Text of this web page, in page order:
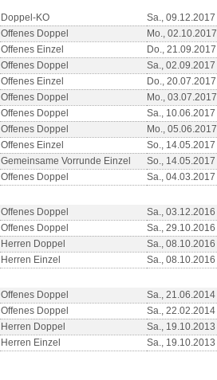
Doppel-KO Sa., 09.12.2017
Offenes Doppel Mo., 02.10.2017
Offenes Einzel Do., 21.09.2017
Offenes Doppel Sa., 02.09.2017
Offenes Einzel Do., 20.07.2017
Offenes Doppel Mo., 03.07.2017
Offenes Doppel Sa., 10.06.2017
Offenes Doppel Mo., 05.06.2017
Offenes Einzel So., 14.05.2017
Gemeinsame Vorrunde Einzel So., 14.05.2017
Offenes Doppel Sa., 04.03.2017
Offenes Doppel Sa., 03.12.2016
Offenes Doppel Sa., 29.10.2016
Herren Doppel Sa., 08.10.2016
Herren Einzel Sa., 08.10.2016
Offenes Doppel Sa., 21.06.2014
Offenes Doppel Sa., 22.02.2014
Herren Doppel Sa., 19.10.2013
Herren Einzel Sa., 19.10.2013